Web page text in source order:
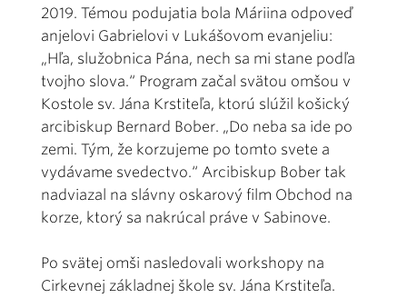
2019. Témou podujatia bola Máriina odpoveď
anjelovi Gabrielovi v Lukášovom evanjeliu:
„Hľa, služobnica Pána, nech sa mi stane podľa
tvojho slova.“ Program začal svätou omšou v
Kostole sv. Jána Krstiteľa, ktorú slúžil košický
arcibiskup Bernard Bober. „Do neba sa ide po
zemi. Tým, že korzujeme po tomto svete a
vydávame svedectvo.“ Arcibiskup Bober tak
nadviazal na slávny oskarový film Obchod na
korze, ktorý sa nakrúcal práve v Sabinove.
Po svätej omši nasledovali workshopy na
Cirkevnej základnej škole sv. Jána Krstiteľa.